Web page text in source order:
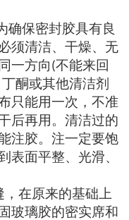
确保密封胶具有良
须清洁、干燥、无
一方向 (不能来回
酮或其他清洁剂
只能用一次，不准
后再用。清洁过的
注胶。注一定要饱
表面平整、光滑、
在原来的基础上
玻璃胶的密实席和